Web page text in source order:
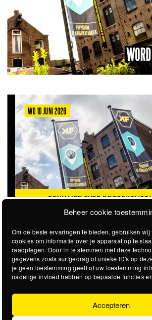
Beheer cookie
Om de beste ervaringen te bieden, gebruiken
cookies om informatie over je apparaat op te
raadplegen. Door in te stemmen met deze
gegevens zoals surfgedrag of unieke ID's op
je geen toestemming geeft of uw toestemming
nadelige invloed hebben op bepaalde functies
Accepteren
WO 10 JUNI 2026
DENK MEE OVER DE TOEKOMST
KROEPOEKFABRIEK